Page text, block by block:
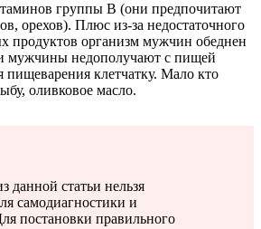
группы В (они предпочитают
орехов). Плюс из-за недостаточного
продуктов организм мужчин обеднен
мужчины недополучают с пищей
пищеварения клетчатку. Мало кто
оливковое масло.
статьи нельзя
самодиагностики и
постановки правильного